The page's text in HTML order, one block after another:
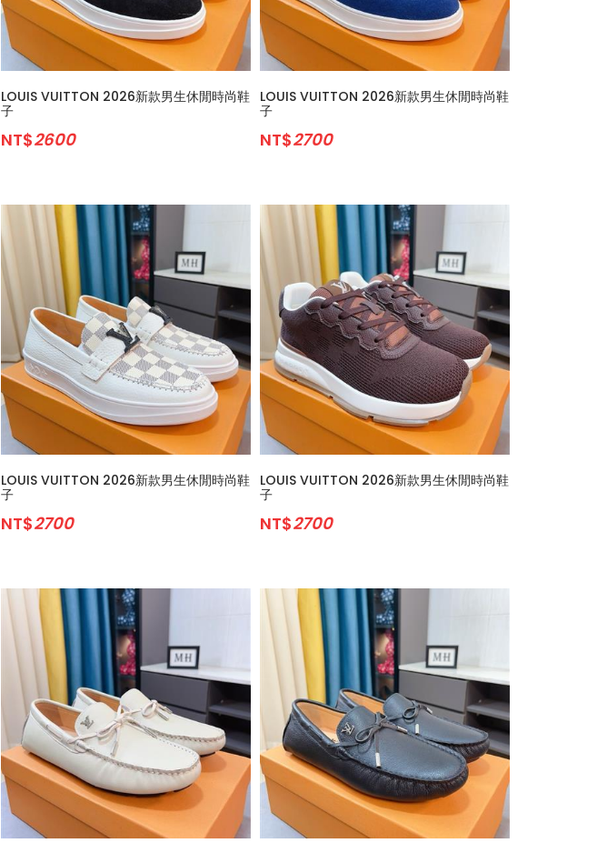
LOUIS VUITTON 2026新款男生休閒時尚鞋
子
NT$2600
LOUIS VUITTON 2026新款男生休閒時尚鞋
子
NT$2700
LOUIS VUITTON 2026新款男生休閒時尚鞋
子
NT$2700
LOUIS VUITTON 2026新款男生休閒時尚鞋
子
NT$2700